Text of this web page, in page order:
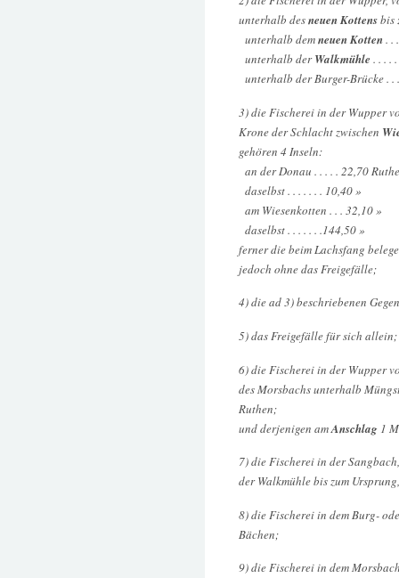
unterhalb desneuen Kottensbis
unterhalb demneuen Kotten. .
unterhalb derWalkmühle . . . .
unterhalb der Burger-Brücke . .
3) die Fischerei in der Wupper
Krone der Schlacht zwischen
gehören 4 Inseln:
an der Donau . . . . . 22,70
daselbst . . . . . . . 10,40 »
am Wiesenkotten . . . 32,10 »
daselbst . . . . . . .144,50 »
ferner die beim Lachsfang
jedoch ohne das Freigefälle;
4) die ad 3) beschriebenen
5) das Freigefälle für sich allein;
6) die Fischerei in der Wupper
des Morsbachs unterhalb
Ruthen;
und derjenigen amAnschlag 1
7) die Fischerei in der
der Walkmühle bis zum
8) die Fischerei in dem Burg-
Bächen;
9) die Fischerei in dem